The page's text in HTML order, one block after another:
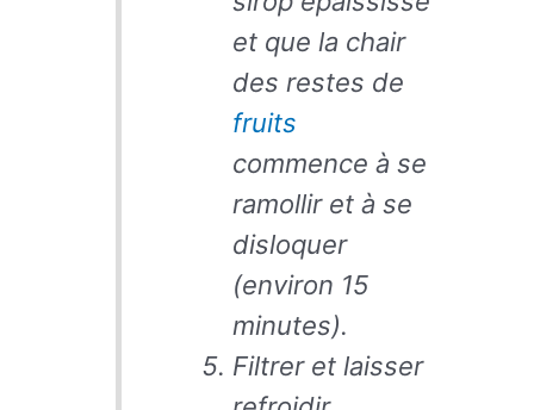
et que la chair
des restes de
fruits
commence à se
ramollir et à se
disloquer
(environ 15
minutes).
Filtrer et laisser